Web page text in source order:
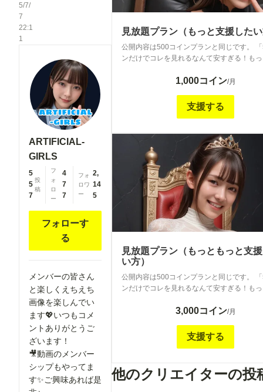
5/7/
7
22:1
1
ARTIFICIAL-
GIRLS
5
5
7
投
稿
フ
ォ
ロ
ー
4
7
7
フォ
ロワ
ー
2,
14
5
フォローす
る
メンバーの皆さん
と楽しくえちえち
画像を楽しんでい
ます💖いつもコメ
ントありがとうご
ざいます！
🎥動画のメンバー
シップもやってま
す✨ご興味あれば是
見放題プラン（もっと支援した
公開内容は500コインプランと同じです。
ンだけでコレを見れるなんて安すぎる！も
の金額の高いプランとしてご用意していま
1,000コイン/月
支援する
見放題プラン（もっともっと支
い方）
公開内容は500コインプランと同じです。
ンだけでコレを見れるなんて安すぎる！も
れたい方向けの金額の高いプランとしてご
3,000コイン/月
支援する
他のクリエイターの投